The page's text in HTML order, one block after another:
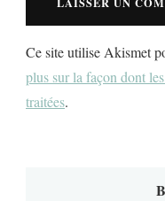
Ce site utilise Akismet
plus sur la façon dont
traitées.